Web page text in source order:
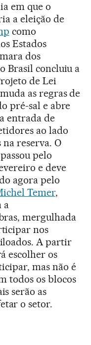
em que o
a eleição de
como
Estados
dos
Brasil concluiu a
de Lei
as regras de
pré-sal e abre
entrada de
ao lado
reserva. O
pelo
e deve
agora pelo
Temer,
a
mergulhada
nos
A partir
escolher os
mas não é
todos os blocos
serão as
o setor.